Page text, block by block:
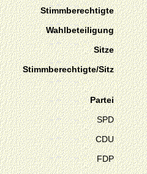
Stimmberechtigte
Wahlbeteiligung
Sitze
Stimmberechtigte/Sitz
Partei
SPD
CDU
FDP